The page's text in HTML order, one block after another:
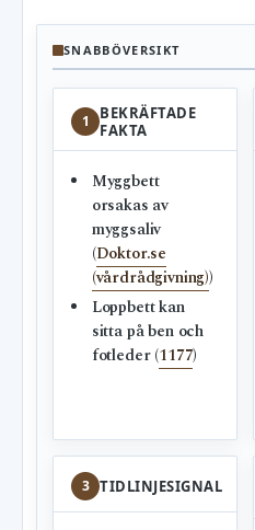
SNABBÖVERSIKT
1
BEKRÄFTADE
FAKTA
Myggbett
orsakas av
myggsaliv
(Doktor.se
(vårdrådgivning))
Loppbett kan
sitta på ben och
fotleder (1177)
3 TIDLINJESIGNAL